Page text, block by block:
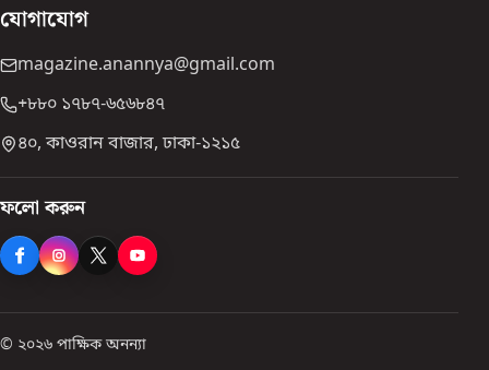
যোগাযোগ
magazine.anannya@gmail.com
+৮৮০ ১৭৮৭-৬৫৬৮৪৭
৪০, কাওরান বাজার, ঢাকা-১২১৫
ফলো করুন
© ২০২৬ পাক্ষিক অনন্যা